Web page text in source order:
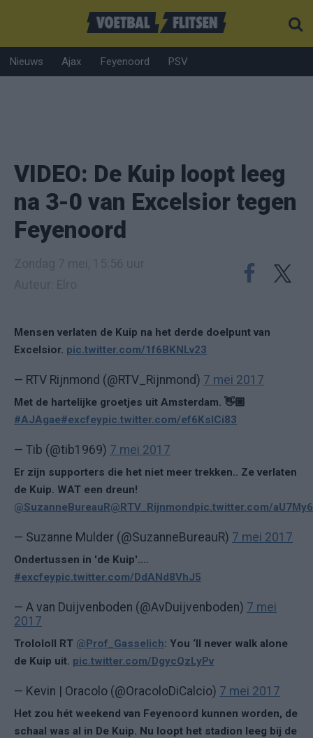
Nieuws Ajax Feyenoord PSV
VIDEO: De Kuip loopt leeg
na 3-0 van Excelsior tegen
Feyenoord
Mensen verlaten de Kuip na het derde doelpunt van
Excelsior. pic.twitter.com/1f6BKNLv23
— RTV Rijnmond (@RTV_Rijnmond) 7 mei 2017
Met de hartelijke groetjes uit Amsterdam. 👋🏼
#AJAgae#excfeypic.twitter.com/ef6KslCi83
— Tib (@tib1969) 7 mei 2017
Er zijn supporters die het niet meer trekken.. Ze verlaten
de Kuip. WAT een dreun!
@SuzanneBureauR@RTV_Rijnmondpic.twitter.com/
— Suzanne Mulder (@SuzanneBureauR) 7 mei 2017
Ondertussen in 'de Kuip'....
#excfeypic.twitter.com/DdANd8VhJ5
— A van Duijvenboden (@AvDuijvenboden) 7 mei
2017
Trolololl RT @Prof_Gasselich: You ‘ll never walk alone
de Kuip uit. pic.twitter.com/DgycQzLyPv
— Kevin | Oracolo (@OracoloDiCalcio) 7 mei 2017
Het zou hét weekend van Feyenoord kunnen worden, de
schaal was al in De Kuip. Nu loopt het stadion leeg bij de